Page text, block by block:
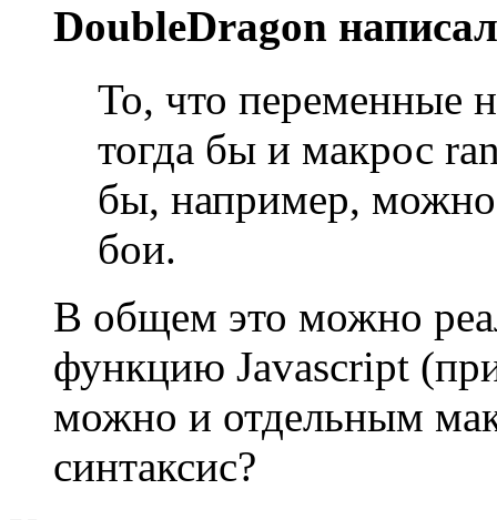
DoubleDragon
То, что переменные
тогда бы и макрос
бы, например,
бои.
В общем это можно
функцию Javascript
можно и отдельным
синтаксис?